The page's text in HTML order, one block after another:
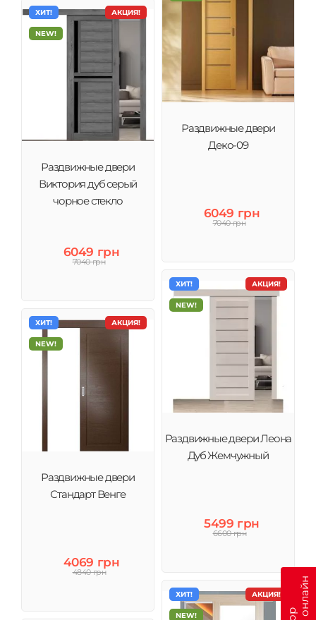
Раздвижные двери
Деко-09
6049 грн
7040 грн
АКЦИЯ!
ХИТ!
NEW!
Раздвижные двери
Виктория дуб серый
чорное стекло
6049 грн
7040 грн
АКЦИЯ!
ХИТ!
NEW!
Раздвижные двери Леона
Дуб Жемчужный
5499 грн
6600 грн
АКЦИЯ!
ХИТ!
NEW!
Раздвижные двери
Стандарт Венге
4069 грн
4840 грн
АКЦИЯ!
ХИТ!
NEW!